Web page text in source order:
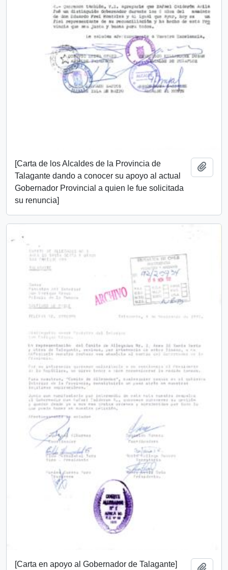
[Carta de los Alcaldes de la Provincia de
Talagante dando a conocer su apoyo al actual
Gobernador Provincial a quien le fue solicitada
su renuncia]
[Carta en apoyo al Gobernador de Talagante]